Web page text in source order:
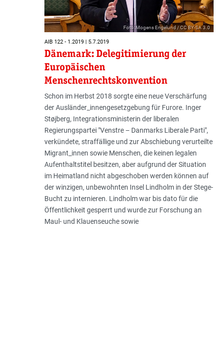
Foto: Mogens Engelund / CC BY-SA 3.0
AIB 122 - 1.2019 | 5.7.2019
Dänemark: Delegitimierung der
Europäischen
Menschenrechtskonvention
Schon im Herbst 2018 sorgte eine neue Verschärfung
der Ausländer_innengesetzgebung für Furore. Inger
Støj­berg, Integrationsministerin der liberalen
Regierungspartei "Venstre – Danmarks Liberale Parti",
verkündete, straffällige und zur Abschiebung verurteilte
Migrant_innen sowie Menschen, die keinen legalen
Aufenthaltstitel besitzen, aber aufgrund der Situation
im Heimatland nicht abgeschoben werden können auf
der winzigen, unbewohnten Insel Lindholm in der Stege-
Bucht zu internieren. Lindholm war bis dato für die
Öffentlichkeit gesperrt und wurde zur Forschung an
Maul- und Klauenseuche sowie